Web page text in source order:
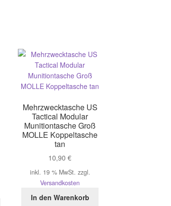
Mehrzwecktasche US
Tactical Modular
Munitiontasche Groß
MOLLE Koppeltasche
tan
10,90€
inkl. 19 % MwSt. zzgl.
Versandkosten
In den Warenkorb